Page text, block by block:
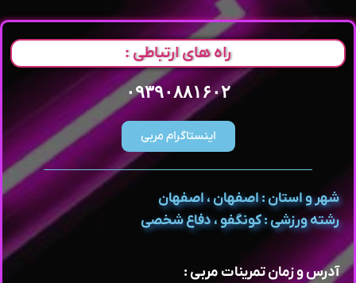
راه های ارتباطی :
۰۹۳۹۰۸۸۱۶۰۲
اینستاگرام مربی
شهر و استان : اصفهان ، اصفهان
رشته ورزشی : کونگفو ، دفاع شخصی
آدرس و زمان تمرینات مربی :